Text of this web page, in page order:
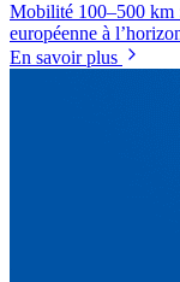
Mobilité 100–500 km
européenne à
En savoir plus